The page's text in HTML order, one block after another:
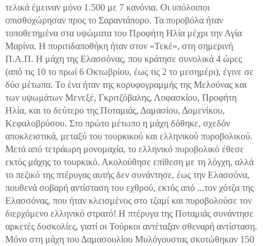
τελικά έμειναν μόνο 1.500 με 7 κανόνια. Οι υπόλοιποι
οπισθοχώρησαν προς το Σαραντάπορο. Τα πυροβόλα ήταν
τοποθετημένα στα υψώματα του Προφήτη Ηλία μέχρι την Αγία
Μαρίνα. Η πυριτιδαποθήκη ήταν στον «Τεκέ», στη σημερινή
Π.Α.Π. Η μάχη της Ελασσόνας, που κράτησε συνολικά 4 ώρες
(από τις 10 το πρωί 6 Οκτωβρίου, έως τις 2 το μεσημέρι), έγινε σε
δύο μέτωπα. Το ένα ήταν της κορυφογραμμής της Μελούνας και
των υψωμάτων Μενεξέ, Γκριτζόβαλης, Λοφασκίου, Προφήτη
Ηλία, και το δεύτερο της Ποταμιάς, Δαμασίου, Δομενίκου,
Κεφαλοβρύσου. Στο πρώτο μέτωπο η μάχη δόθηκε, σχεδόν
αποκλειστικά, μεταξύ του τουρκικού και ελληνικού πυροβολικού.
Μετά από τετράωρη μονομαχία, το ελληνικό πυροβολικό έθεσε
εκτός μάχης το τουρκικό. Ακολούθησε επίθεση με τη λόγχη, αλλά
το πεζικό της πτέρυγας αυτής δεν συνάντησε, έως την Ελασσόνα,
πουθενά σοβαρή αντίσταση του εχθρού, εκτός από ...τον χότζα της
Ελασσόνας, που ήταν κλεισμένος στο τζαμί και πυροβολούσε τον
διερχόμενο ελληνικό στρατό! Η πτέρυγα της Ποταμιάς συνάντησε
αρκετές δυσκολίες, γιατί οι Τούρκοι αντέταξαν σθεναρή αντίσταση.
Μόνο στη μάχη του Δαμασουλίου Μυλόγουστας σκοτώθηκαν 150